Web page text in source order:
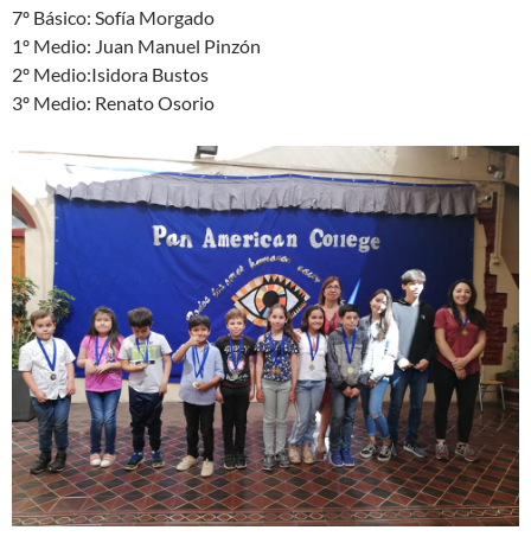
7º Básico: Sofía Morgado
1º Medio: Juan Manuel Pinzón
2º Medio:Isidora Bustos
3º Medio: Renato Osorio